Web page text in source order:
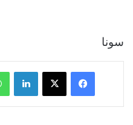
سونا
فيسبوك ‫X لينكدإن